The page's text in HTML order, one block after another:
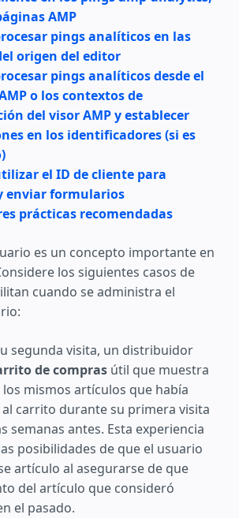
AMP
pings analíticos en las
origen del editor
pings analíticos desde el
o los contextos de
del visor AMP y establecer
en los identificadores (si es
el ID de cliente para
enviar formularios
prácticas recomendadas
es un concepto importante en
los siguientes casos de
cuando se administra el
segunda visita, un distribuidor
de compras útil que muestra
mismos artículos que había
carrito durante su primera visita
semanas antes. Esta experiencia
posibilidades de que el usuario
artículo al asegurarse de que
del artículo que consideró
el pasado.